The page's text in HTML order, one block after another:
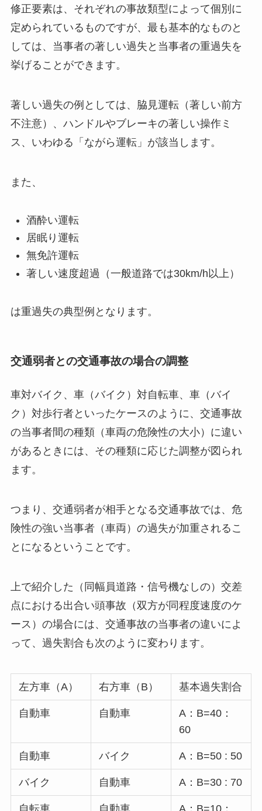
修正要素は、それぞれの事故類型によって個別に
定められているものですが、最も基本的なものと
しては、 当事者の著しい過失 と 当事者の重過失を
挙げることができます。
著しい過失の例としては、脇見運転（著しい前方
不注意）、ハンドルやブレーキの著しい操作ミ
ス、いわゆる「ながら運転」が該当します。
また、
酒酔い運転
居眠り運転
無免許運転
著しい速度超過（一般道路では30km/h以上）
は重過失の典型例となります。
交通弱者との交通事故の場合の調整
車対バイク、車（バイク）対自転車、車（バイ
ク）対歩行者といったケースのように、交通事故
の当事者間の種類（車両の危険性の大小）に違い
があるときには、その種類に応じた調整が図られ
ます。
つまり、交通弱者が相手となる交通事故では、 危
険性の強い当事者（車両）の過失が加重される こ
とになるということです。
上で紹介した（同幅員道路・信号機なしの）交差
点における出合い頭事故（双方が同程度速度のケ
ース）の場合には、交通事故の当事者の違いによ
って、過失割合も次のように変わります。
左方車（A） 右方車（B） 基本過失割合
自動車 自動車
A：B=40：
60
自動車 バイク A：B=50 : 50
バイク 自動車 A：B=30 : 70
自転車 自動車
A：B=10：